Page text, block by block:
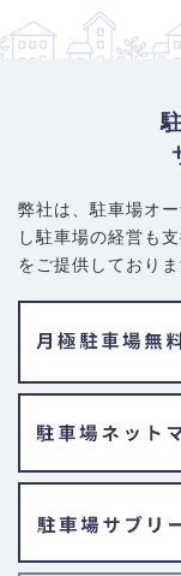
弊社は、駐車場オ
し駐車場の経営も
をご提供しておりま